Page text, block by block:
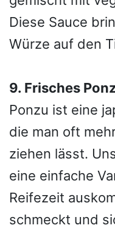
Diese Sauce
Würze auf den
9. Frisches
Ponzu ist eine
die man oft
ziehen lässt.
eine einfache
Reifezeit
schmeckt und